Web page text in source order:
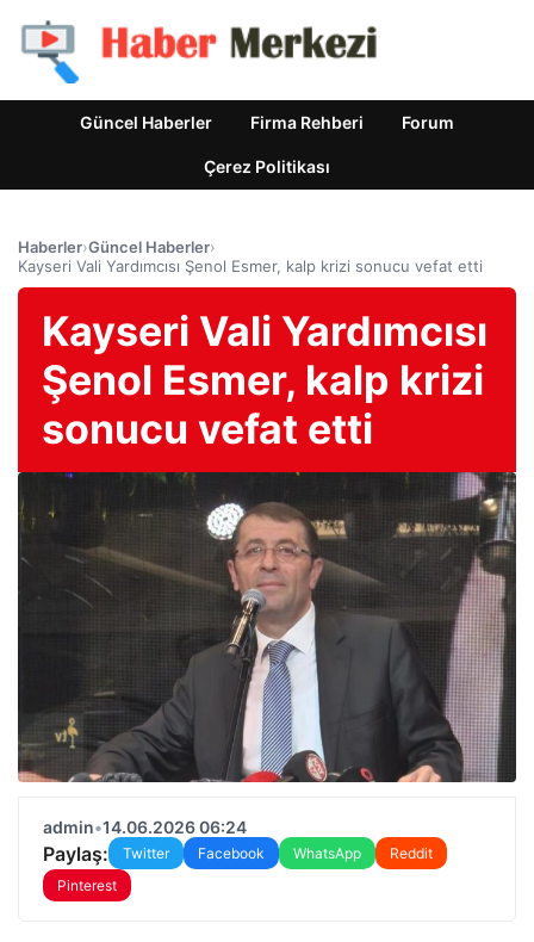
Güncel Haberler Firma Rehberi Forum
Çerez Politikası
Haberler›Güncel Haberler›
Kayseri Vali Yardımcısı Şenol Esmer, kalp krizi sonucu vefat etti
Kayseri Vali Yardımcısı
Şenol Esmer, kalp krizi
sonucu vefat etti
admin•14.06.2026 06:24
Paylaş: Twitter Facebook WhatsApp
Reddit
Pinterest